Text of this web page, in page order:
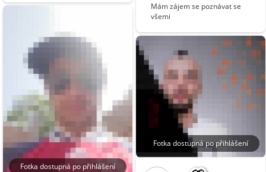
Fotka dostupná po přihlášení
Mám zájem se poznávat se
všemi
Fotka dostupná po přihlášení